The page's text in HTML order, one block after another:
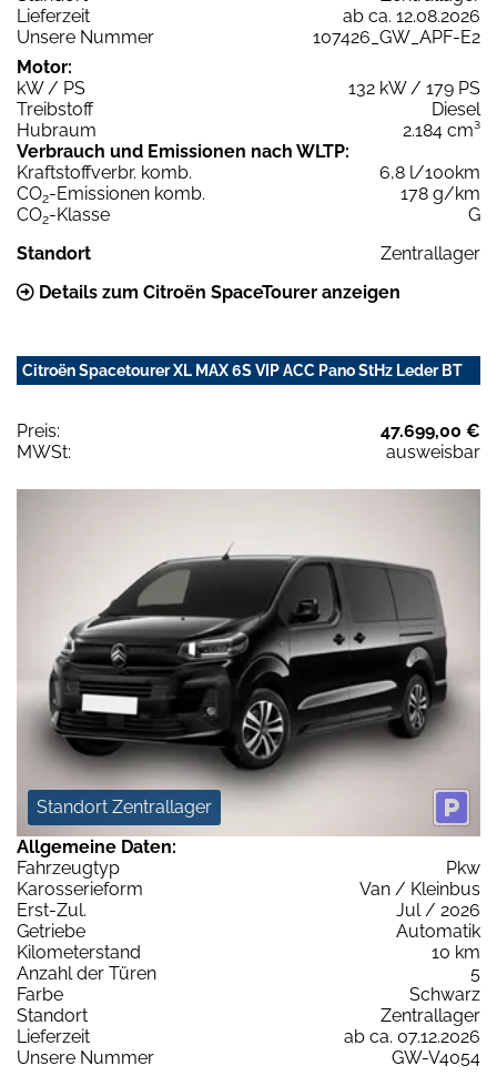
Lieferzeit
ab ca. 12.08.2026
Unsere Nummer
107426_GW_APF-E2
Motor:
kW / PS
132 kW / 179 PS
Treibstoff
Diesel
Hubraum
2.184 cm³
Verbrauch und Emissionen nach WLTP:
Kraftstoffverbr. komb.
6,8 l/100km
CO2-Emissionen komb.
178 g/km
CO2-Klasse
G
Standort
Zentrallager
Details zum Citroën SpaceTourer anzeigen
Citroën Spacetourer XL MAX 6S VIP ACC Pano StHz Leder BT
Preis:
47.699,00 €
MWSt:
ausweisbar
Standort Zentrallager
Allgemeine Daten:
Fahrzeugtyp
Pkw
Karosserieform
Van / Kleinbus
Erst-Zul.
Jul / 2026
Getriebe
Automatik
Kilometerstand
10 km
Anzahl der Türen
5
Farbe
Schwarz
Standort
Zentrallager
Lieferzeit
ab ca. 07.12.2026
Unsere Nummer
GW-V4054